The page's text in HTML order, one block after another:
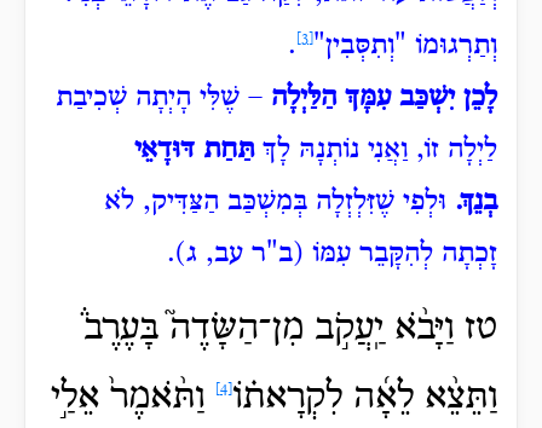
וְתַרְגוּמוֹ "וְתִסְּבִין"
.
לָכֵן יִשְׁכַּב עִמָּךְ הַלַּיְלָה – שֶׁלִּי הָיְתָה שְׁכִיבַת
לַיְלָה זוֹ, וַאֲנִי נוֹתְנָהּ לָךְתַּחַת דּוּדָאֵי
בְנֵךְ. וּלְפִי שֶׁזִּלְזְלָה בְּמִשְׁכַּב הַצַּדִּיק, לֹא
זָכְתָה לְהִקָּבֵר עִמּוֹ (ב"ר עב, ג).
טז וַיָּבֹ֨א יַֽעֲקֹ֣ב מִן־הַשָּׂדֶה֮ בָּעֶרֶב֒
וַתֵּצֵ֨א לֵאָ֜ה לִקְרָאת֗וֹ
וַתֹּ֨אמֶר֙ אֵלַ֣י